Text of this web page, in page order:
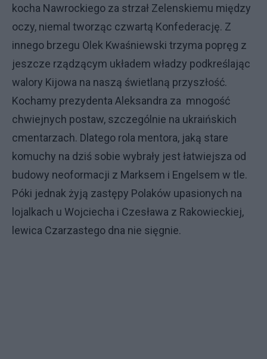
kocha Nawrockiego za strzał Zelenskiemu między
oczy, niemal tworząc czwartą Konfederację. Z
innego brzegu Olek Kwaśniewski trzyma popręg z
jeszcze rządzącym układem władzy podkreślając
walory Kijowa na naszą świetlaną przyszłość.
Kochamy prezydenta Aleksandra za mnogość
chwiejnych postaw, szczególnie na ukraińskich
cmentarzach. Dlatego rola mentora, jaką stare
komuchy na dziś sobie wybrały jest łatwiejsza od
budowy neoformacji z Marksem i Engelsem w tle.
Póki jednak żyją zastępy Polaków upasionych na
lojalkach u Wojciecha i Czesława z Rakowieckiej,
lewica Czarzastego dna nie sięgnie.